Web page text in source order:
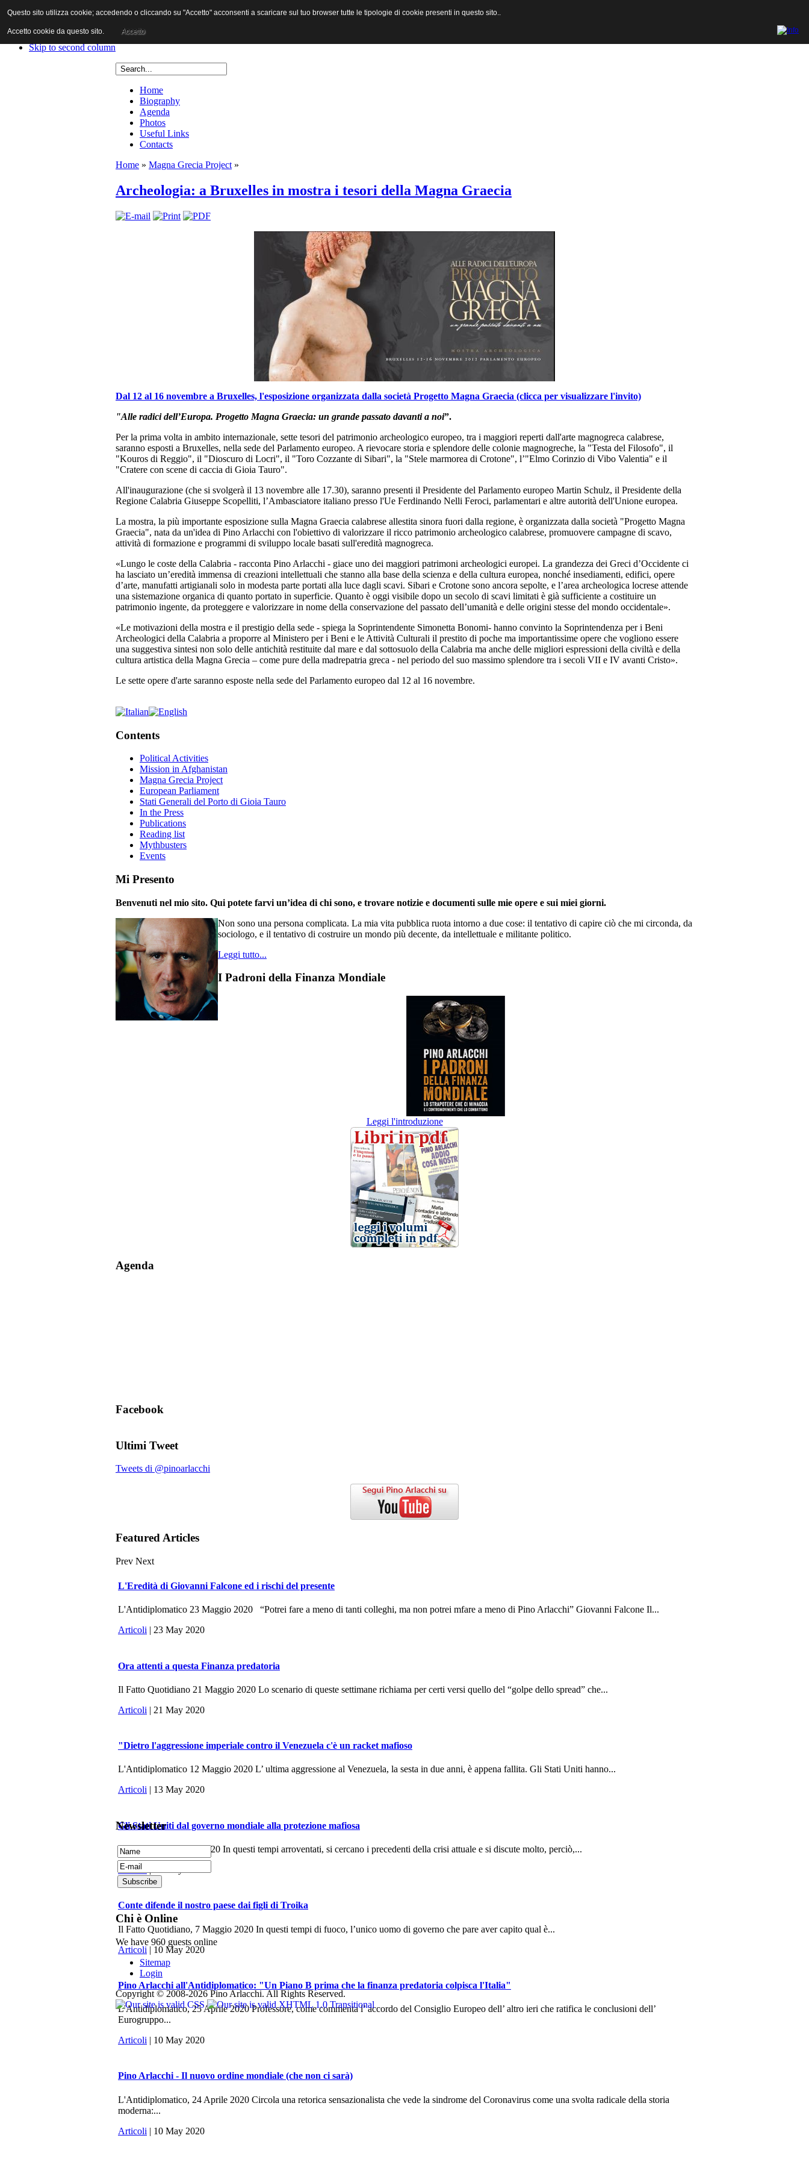
Skip to content
Skip to first column
Skip to second column
Home
Biography
Agenda
Photos
Useful Links
Contacts
Home » Magna Grecia Project »
Archeologia: a Bruxelles in mostra i tesori della Magna Graecia
Dal 12 al 16 novembre a Bruxelles, l'esposizione organizzata dalla società Progetto Magna Graecia (clicca per visualizzare l'invito)
"Alle radici dell’Europa. Progetto Magna Graecia: un grande passato davanti a noi”.
Per la prima volta in ambito internazionale, sette tesori del patrimonio archeologico europeo, tra i maggiori reperti dall'arte magnogreca calabrese,
saranno esposti a Bruxelles, nella sede del Parlamento europeo. A rievocare storia e splendore delle colonie magnogreche, la "Testa del Filosofo", il
"Kouros di Reggio", il "Dioscuro di Locri", il "Toro Cozzante di Sibari", la "Stele marmorea di Crotone", l’"Elmo Corinzio di Vibo Valentia" e il
"Cratere con scene di caccia di Gioia Tauro".
All'inaugurazione (che si svolgerà il 13 novembre alle 17.30), saranno presenti il Presidente del Parlamento europeo Martin Schulz, il Presidente della
Regione Calabria Giuseppe Scopelliti, l’Ambasciatore italiano presso l'Ue Ferdinando Nelli Feroci, parlamentari e altre autorità dell'Unione europea.
La mostra, la più importante esposizione sulla Magna Graecia calabrese allestita sinora fuori dalla regione, è organizzata dalla società "Progetto Magna
Graecia", nata da un'idea di Pino Arlacchi con l'obiettivo di valorizzare il ricco patrimonio archeologico calabrese, promuovere campagne di scavo,
attività di formazione e programmi di sviluppo locale basati sull'eredità magnogreca.
«Lungo le coste della Calabria - racconta Pino Arlacchi - giace uno dei maggiori patrimoni archeologici europei. La grandezza dei Greci d’Occidente ci
ha lasciato un’eredità immensa di creazioni intellettuali che stanno alla base della scienza e della cultura europea, nonché insediamenti, edifici, opere
d’arte, manufatti artigianali solo in modesta parte portati alla luce dagli scavi. Sibari e Crotone sono ancora sepolte, e l’area archeologica locrese attende
una sistemazione organica di quanto portato in superficie. Quanto è oggi visibile dopo un secolo di scavi limitati è già sufficiente a costituire un
patrimonio ingente, da proteggere e valorizzare in nome della conservazione del passato dell’umanità e delle origini stesse del mondo occidentale».
«Le motivazioni della mostra e il prestigio della sede - spiega la Soprintendente Simonetta Bonomi- hanno convinto la Soprintendenza per i Beni
Archeologici della Calabria a proporre al Ministero per i Beni e le Attività Culturali il prestito di poche ma importantissime opere che vogliono essere
una suggestiva sintesi non solo delle antichità restituite dal mare e dal sottosuolo della Calabria ma anche delle migliori espressioni della civiltà e della
cultura artistica della Magna Grecia – come pure della madrepatria greca - nel periodo del suo massimo splendore tra i secoli VII e IV avanti Cristo».
Le sette opere d'arte saranno esposte nella sede del Parlamento europeo dal 12 al 16 novembre.
Contents
Political Activities
Mission in Afghanistan
Magna Grecia Project
European Parliament
Stati Generali del Porto di Gioia Tauro
In the Press
Publications
Reading list
Mythbusters
Events
Mi Presento
Benvenuti nel mio sito. Qui potete farvi un’idea di chi sono, e trovare notizie e documenti sulle mie opere e sui miei giorni.
Non sono una persona complicata. La mia vita pubblica ruota intorno a due cose: il tentativo di capire ciò che mi circonda, da
sociologo, e il tentativo di costruire un mondo più decente, da intellettuale e militante politico.
Leggi tutto...
I Padroni della Finanza Mondiale
Leggi l'introduzione
Agenda
Facebook
Ultimi Tweet
Tweets di @pinoarlacchi
Featured Articles
Prev Next
L'Eredità di Giovanni Falcone ed i rischi del presente
L'Antidiplomatico 23 Maggio 2020 “Potrei fare a meno di tanti colleghi, ma non potrei mfare a meno di Pino Arlacchi” Giovanni Falcone Il...
Articoli | 23 May 2020
Ora attenti a questa Finanza predatoria
Il Fatto Quotidiano 21 Maggio 2020 Lo scenario di queste settimane richiama per certi versi quello del “golpe dello spread” che...
Articoli | 21 May 2020
"Dietro l'aggressione imperiale contro il Venezuela c'è un racket mafioso
L'Antidiplomatico 12 Maggio 2020 L’ ultima aggressione al Venezuela, la sesta in due anni, è appena fallita. Gli Stati Uniti hanno...
Articoli | 13 May 2020
Gli Stati Uniti dal governo mondiale alla protezione mafiosa
La Fionda, 7 Maggio 2020 In questi tempi arroventati, si cercano i precedenti della crisi attuale e si discute molto, perciò,...
Articoli
Conte difende il nostro paese dai figli di Troika
Il Fatto Quotidiano, 7 Maggio 2020 In questi tempi di fuoco, l’unico uomo di governo che pare aver capito qual è...
Articoli | 10 May 2020
Pino Arlacchi all'Antidiplomatico: "Un Piano B prima che la finanza predatoria colpisca l'Italia"
L'Antidiplomatico, 25 Aprile 2020 Professore, come commenta l’ accordo del Consiglio Europeo dell’ altro ieri che ratifica le conclusioni dell’
Eurogruppo...
Articoli | 10 May 2020
Pino Arlacchi - Il nuovo ordine mondiale (che non ci sarà)
L'Antidiplomatico, 24 Aprile 2020 Circola una retorica sensazionalista che vede la sindrome del Coronavirus come una svolta radicale della storia
moderna:...
Articoli | 10 May 2020
Newsletter
Chi è Online
We have 960 guests online
Sitemap
Login
Copyright © 2008-2026 Pino Arlacchi. All Rights Reserved.
Questo sito utilizza cookie; accedendo o cliccando su "Accetto" acconsenti a scaricare sul tuo browser tutte le tipologie di cookie presenti in questo sito..
Accetto cookie da questo sito. Accetto